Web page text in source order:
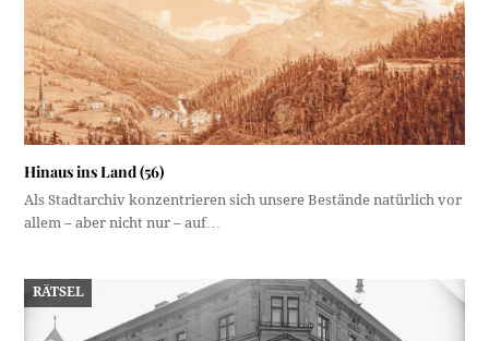
Hinaus ins Land (56)
Als Stadtarchiv konzentrieren sich unsere Bestände natürlich vor
allem – aber nicht nur – auf…
RÄTSEL